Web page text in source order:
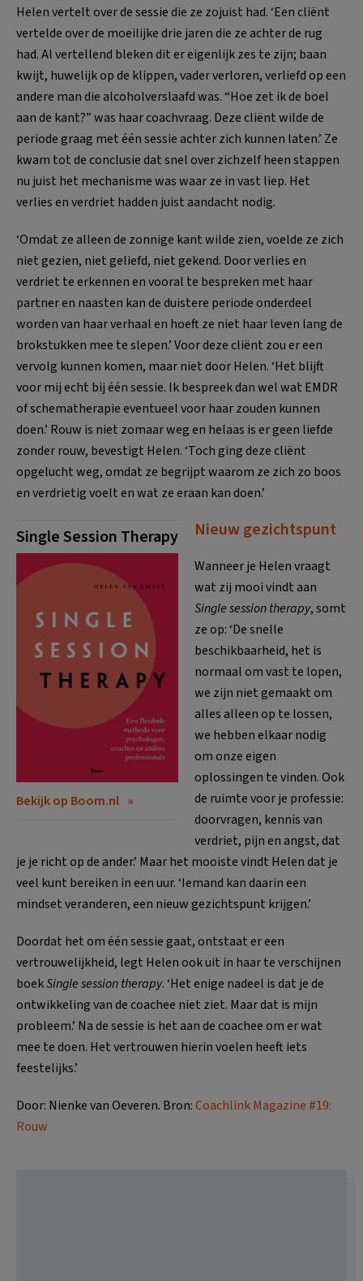
Helen vertelt over de sessie die ze zojuist had. ‘Een cliënt
vertelde over de moeilijke drie jaren die ze achter de rug
had. Al vertellend bleken dit er eigenlijk zes te zijn; baan
kwijt, huwelijk op de klippen, vader verloren, verliefd op een
andere man die alcoholverslaafd was. “Hoe zet ik de boel
aan de kant?” was haar coachvraag. Deze cliënt wilde de
periode graag met één sessie achter zich kunnen laten.’ Ze
kwam tot de conclusie dat snel over zichzelf heen stappen
nu juist het mechanisme was waar ze in vast liep. Het
verlies en verdriet hadden juist aandacht nodig.
‘Omdat ze alleen de zonnige kant wilde zien, voelde ze zich
niet gezien, niet geliefd, niet gekend. Door verlies en
verdriet te erkennen en vooral te bespreken met haar
partner en naasten kan de duistere periode onderdeel
worden van haar verhaal en hoeft ze niet haar leven lang de
brokstukken mee te slepen.’ Voor deze cliënt zou er een
vervolg kunnen komen, maar niet door Helen. ‘Het blijft
voor mij echt bij één sessie. Ik bespreek dan wel wat EMDR
of schematherapie eventueel voor haar zouden kunnen
doen.’ Rouw is niet zomaar weg en helaas is er geen liefde
zonder rouw, bevestigt Helen. ‘Toch ging deze cliënt
opgelucht weg, omdat ze begrijpt waarom ze zich zo boos
en verdrietig voelt en wat ze eraan kan doen.’
Single Session Therapy
Bekijk op Boom.nl
Nieuw gezichtspunt
Wanneer je Helen vraagt
wat zij mooi vindt aan
Single session therapy, somt
ze op: ‘De snelle
beschikbaarheid, het is
normaal om vast te lopen,
we zijn niet gemaakt om
alles alleen op te lossen,
we hebben elkaar nodig
om onze eigen
oplossingen te vinden. Ook
de ruimte voor je professie:
doorvragen, kennis van
verdriet, pijn en angst, dat
je je richt op de ander.’ Maar het mooiste vindt Helen dat je
veel kunt bereiken in een uur. ‘Iemand kan daarin een
mindset veranderen, een nieuw gezichtspunt krijgen.’
Doordat het om één sessie gaat, ontstaat er een
vertrouwelijkheid, legt Helen ook uit in haar te verschijnen
boekSingle session therapy. ‘Het enige nadeel is dat je de
ontwikkeling van de coachee niet ziet. Maar dat is mijn
probleem.’ Na de sessie is het aan de coachee om er wat
mee te doen. Het vertrouwen hierin voelen heeft iets
feestelijks.’
Door: Nienke van Oeveren. Bron:Coachlink Magazine #19:
Rouw